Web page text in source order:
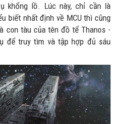
khổng lồ. Lúc này, chỉ cần là
biết nhất định về MCU thì cũng
con tàu của tên đồ tể Thanos -
để truy tìm và tập hợp đủ sáu